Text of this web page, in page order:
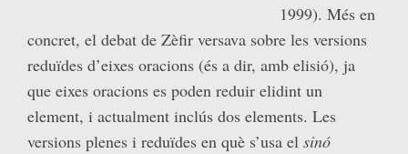
1999). Més en
concret, el debat de Zèfir versava sobre les versions
reduïdes d’eixes oracions (és a dir, amb elisió), ja
que eixes oracions es poden reduir elidint un
element, i actualment inclús dos elements. Les
versions plenes i reduïdes en què s’usa el sinó